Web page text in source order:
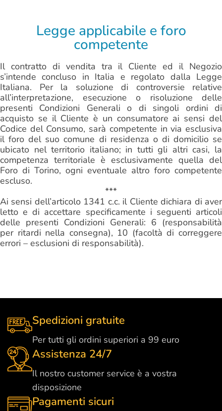
Legge applicabile e foro
competente
Il contratto di vendita tra il Cliente ed il Negozio
s’intende concluso in Italia e regolato dalla Legge
Italiana. Per la soluzione di controversie relative
all’interpretazione, esecuzione o risoluzione delle
presenti Condizioni Generali o di singoli ordini di
acquisto se il Cliente è un consumatore ai sensi del
Codice del Consumo, sarà competente in via esclusiva
il foro del suo comune di residenza o di domicilio se
ubicato nel territorio italiano; in tutti gli altri casi, la
competenza territoriale è esclusivamente quella del
Foro di Torino, ogni eventuale altro foro competente
escluso.
***
Ai sensi dell’articolo 1341 c.c. il Cliente dichiara di aver
letto e di accettare specificamente i seguenti articoli
delle presenti Condizioni Generali: 6 (responsabilità
per ritardi nella consegna), 10 (facoltà di correggere
errori – esclusioni di responsabilità).
Spedizioni gratuite
Per tutti gli ordini superiori a 99 euro
Assistenza 24/7
Il nostro customer service è a vostra
disposizione
Pagamenti sicuri